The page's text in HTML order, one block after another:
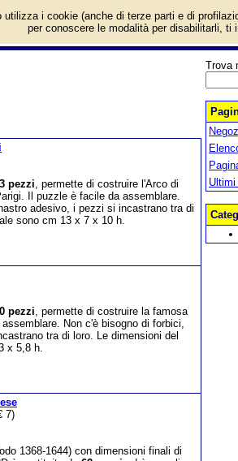
con informazioni e prezzi. Puzzle 3D in
pezzi, permette di costruire l'Arco di
Il puzzle è facile da assemblare.
adesivo, i pezzi si incastrano tra di
sono cm 13 x 7 x 10 h.
pezzi, permette di costruire la famosa
Non c'è bisogno di forbici,
tra di loro. Le dimensioni del
x 5,8 h.
7)
1368-1644) con dimensioni finali di
Trova
Ultimi
utilizza i cookie (anche di terze parti e di
per conoscere le modalità per disabilitarli, ti